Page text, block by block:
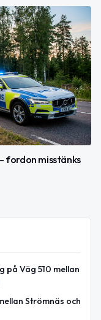
fordon misstänks
på Väg 510 mellan
Strömnäs och